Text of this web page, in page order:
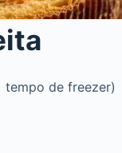
tempo de freezer)